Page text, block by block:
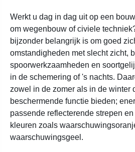
Werkt u dag in dag uit op een
om wegenbouw of civiele
bijzonder belangrijk is om goed
omstandigheden met slecht zicht,
spoorwerkzaamheden en
in de schemering of 's nachts.
zowel in de zomer als in de winter
beschermende functie bieden;
passende reflecterende strepen
kleuren zoals
waarschuwingsgeel.